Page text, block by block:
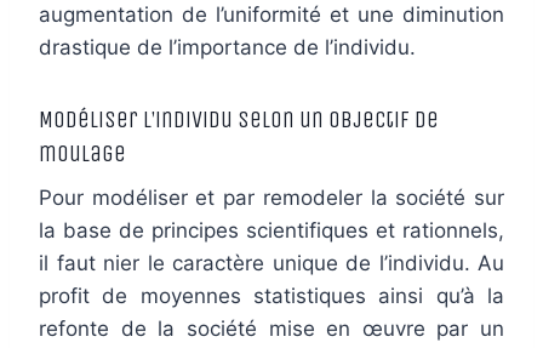
augmentation de l’uniformité et une diminution
drastique de l’importance de l’individu.
Modéliser l’individu selon un objectif de
moulage
Pour modéliser et par remodeler la société sur
la base de principes scientifiques et rationnels,
il faut nier le caractère unique de l’individu. Au
profit de moyennes statistiques ainsi qu’à la
refonte de la société mise en œuvre par un